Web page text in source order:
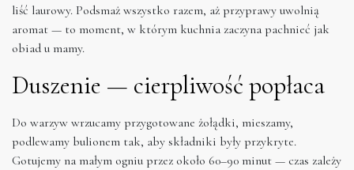
liść laurowy. Podsmaż wszystko razem, aż przyprawy uwolnią
aromat — to moment, w którym kuchnia zaczyna pachnieć jak
obiad u mamy.
Duszenie — cierpliwość popłaca
Do warzyw wrzucamy przygotowane żołądki, mieszamy,
podlewamy bulionem tak, aby składniki były przykryte.
Gotujemy na małym ogniu przez około 60–90 minut — czas zależy